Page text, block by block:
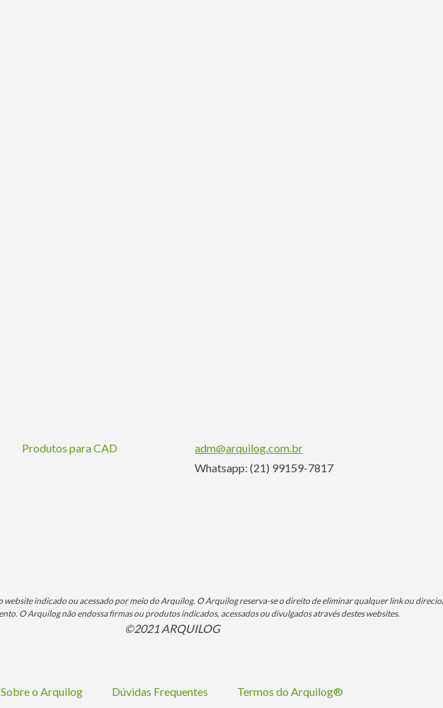
Produtos para CAD
adm@arquilog.com.br
Whatsapp: (21) 99159-7817
indicado ou acessado por meio do Arquilog. O Arquilog reserva-se o direito de eliminar qualquer link ou
O Arquilog não endossa firmas ou produtos indicados, acessados ou divulgados através destes websites.
©2021 ARQUILOG
Sobre o Arquilog Dúvidas Frequentes Termos do Arquilog®